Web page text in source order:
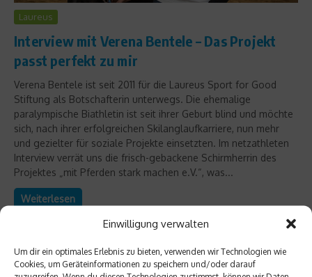
Einwilligung verwalten
Um dir ein optimales Erlebnis zu bieten, verwenden wir Technologien wie
Cookies, um Geräteinformationen zu speichern und/oder darauf
Laureus
Interview mit Verena Bentele – Das Projekt
passt perfekt zu mir
Verena Bentele ist seit 2011 für die Laureus Sport for Good
Stiftung als Botschafterin unterwegs. Die ehemalige
paralympische Biathletin ist seit ihrer Geburt blind und möchte
sich, nach ihrer erfolgreichen Skilanglaufkarriere, nun mehr
und gezielter für soziale Projekte einsetzten. Im netzathleten
Interview verrät uns die frisch-gebackene Schirmherrin des
Projektes „mit Pferden stark machen e.V.“, was...
Weiterlesen